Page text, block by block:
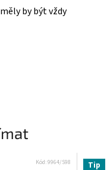
by být vždy
Kód:9964/S98 Tip
:)